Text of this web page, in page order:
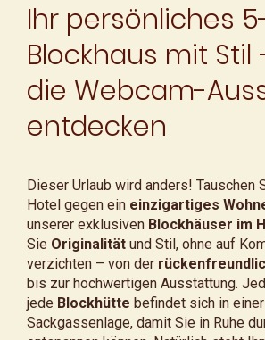
Ihr persönliches
Blockhaus mit Stil
die Webcam-
entdecken
Dieser Urlaub wird anders! Tauschen
Hotel gegen ein einzigartiges
unserer exklusiven Blockhäuser im
Sie Originalität und Stil, ohne auf
verzichten – von der
bis zur hochwertigen Ausstattung.
jede Blockhütte befindet sich in
Sackgassenlage, damit Sie in Ruhe